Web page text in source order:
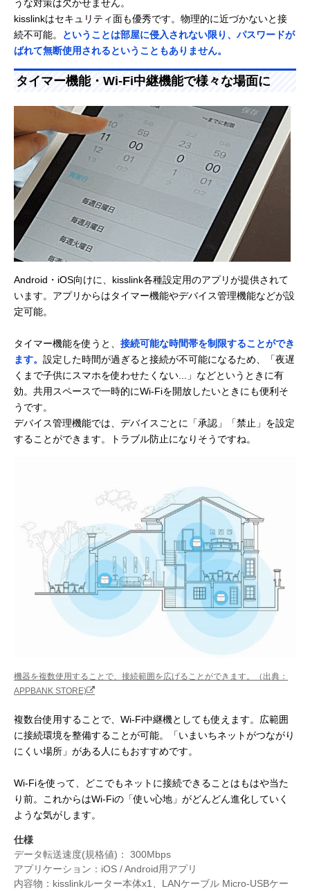
うな対策は欠かせません。
kisslinkはセキュリティ面も優秀です。物理的に近づかないと接
続不可能。
ということは部屋に侵入されない限り、パスワードが
ばれて無断使用されるということもありません。
タイマー機能・Wi-Fi中継機能で様々な場面に
Android・iOS向けに、kisslink各種設定用のアプリが提供されて
います。アプリからはタイマー機能やデバイス管理機能などが設
定可能。
タイマー機能を使うと、 接続可能な時間帯を制限することができ
ます。 設定した時間が過ぎると接続が不可能になるため、「夜遅
くまで子供にスマホを使わせたくない...」などというときに有
効。共用スペースで一時的にWi-Fiを開放したいときにも便利そ
うです。
デバイス管理機能では、デバイスごとに「承認」「禁止」を設定
することができます。トラブル防止になりそうですね。
機器を複数使用することで、接続範囲を広げることができます。（出典：
APPBANK STORE)
複数台使用することで、Wi-Fi中継機としても使えます。広範囲
に接続環境を整備することが可能。「いまいちネットがつながり
にくい場所」がある人にもおすすめです。
Wi-Fiを使って、どこでもネットに接続できることはもはや当た
り前。これからはWi-Fiの「使い心地」がどんどん進化していく
ような気がします。
仕様
データ転送速度(規格値)： 300Mbps
アプリケーション：iOS / Android用アプリ
内容物：kisslinkルーター本体x1、LANケーブル Micro-USBケー